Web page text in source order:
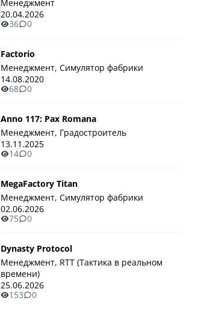
Менеджмент
20.04.2026
36
0
Factorio
Менеджмент, Симулятор фабрики
14.08.2020
68
0
Anno 117: Pax Romana
Менеджмент, Градостроитель
13.11.2025
14
0
MegaFactory Titan
Менеджмент, Симулятор фабрики
02.06.2026
75
0
Dynasty Protocol
Менеджмент, RTT (Тактика в реальном
времени)
25.06.2026
153
0